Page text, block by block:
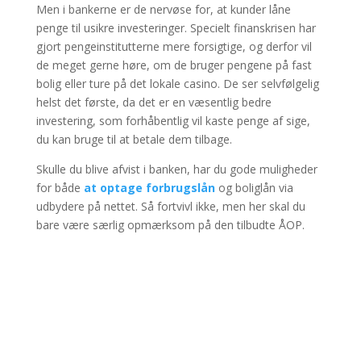
Men i bankerne er de nervøse for, at kunder låne
penge til usikre investeringer. Specielt finanskrisen har
gjort pengeinstitutterne mere forsigtige, og derfor vil
de meget gerne høre, om de bruger pengene på fast
bolig eller ture på det lokale casino. De ser selvfølgelig
helst det første, da det er en væsentlig bedre
investering, som forhåbentlig vil kaste penge af sige,
du kan bruge til at betale dem tilbage.
Skulle du blive afvist i banken, har du gode muligheder
for både at optage forbrugslånog boliglån via
udbydere på nettet. Så fortvivl ikke, men her skal du
bare være særlig opmærksom på den tilbudte ÅOP.